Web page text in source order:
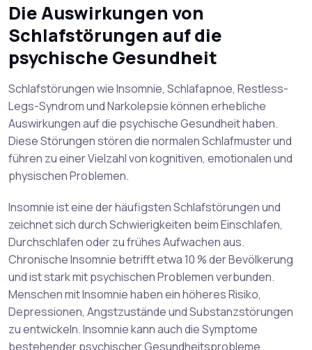
Die Auswirkungen von
Schlafstörungen auf die
psychische Gesundheit
Schlafstörungen wie Insomnie, Schlafapnoe, Restless-
Legs-Syndrom und Narkolepsie können erhebliche
Auswirkungen auf die psychische Gesundheit haben.
Diese Störungen stören die normalen Schlafmuster und
führen zu einer Vielzahl von kognitiven, emotionalen und
physischen Problemen.
Insomnie ist eine der häufigsten Schlafstörungen und
zeichnet sich durch Schwierigkeiten beim Einschlafen,
Durchschlafen oder zu frühes Aufwachen aus.
Chronische Insomnie betrifft etwa 10 % der Bevölkerung
und ist stark mit psychischen Problemen verbunden.
Menschen mit Insomnie haben ein höheres Risiko,
Depressionen, Angstzustände und Substanzstörungen
zu entwickeln. Insomnie kann auch die Symptome
bestehender psychischer Gesundheitsprobleme